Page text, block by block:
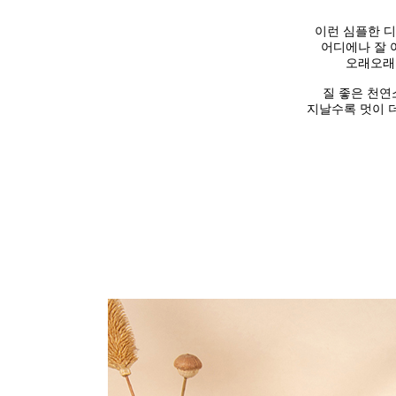
이런 심플한
어디에나 잘
오래오
질 좋은 천연
지날수록 멋이